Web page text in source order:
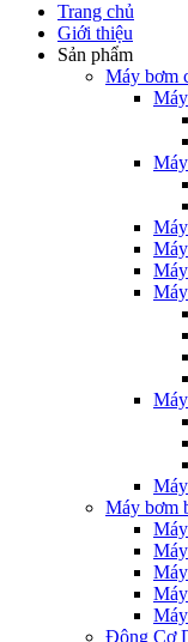
Trang chủ
Giới thiệu
Sản phẩm
Máy bơm
Máy bơm
Động Cơ